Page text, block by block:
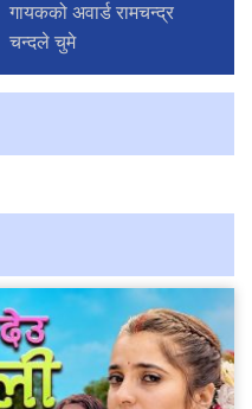
गायकको अवार्ड रामचन्द्र
चन्दले चुमे